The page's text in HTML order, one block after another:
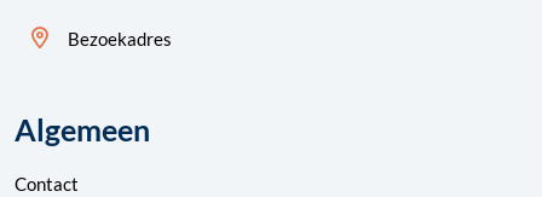
Bezoekadres
Algemeen
Contact